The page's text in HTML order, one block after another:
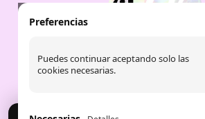
Preferencias
Puedes continuar aceptando solo las
cookies necesarias.